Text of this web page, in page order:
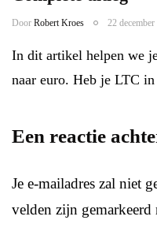
Door Robert Kroes 22
In dit artikel helpen we
naar euro. Heb je LTC
Een reactie
Je e-mailadres zal niet
velden zijn gemarkeerd